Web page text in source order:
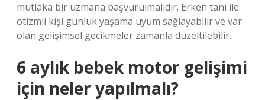
mutlaka bir uzmana başvurulmalıdır. Erken tanı ile
otizmli kişi günlük yaşama uyum sağlayabilir ve var
olan gelişimsel gecikmeler zamanla düzeltilebilir.
6 aylık bebek motor gelişimi
için neler yapılmalı?